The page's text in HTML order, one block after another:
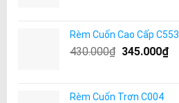
Rèm Cuốn Cao Cấp C553
430.000₫ 345.000₫
Rèm Cuốn Trơn C004